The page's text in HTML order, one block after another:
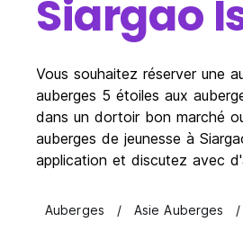
Siargao
Vous souhaitez réserver une
auberges 5 étoiles aux
dans un dortoir bon marché
auberges de jeunesse à
application et discutez avec
Auberges Asie Auberges